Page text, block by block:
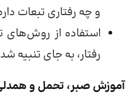
و چه رفتاری تبعات
استفاده از روش‌های
رفتار، به جای تنبیه
آموزش صبر، تحمل و